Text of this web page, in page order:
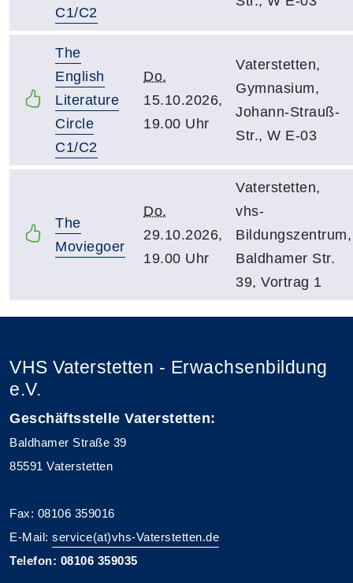
C1/C2
The
English
Literature
Circle
C1/C2
Do.
15.10.2026,
19.00 Uhr
Vaterstetten,
Gymnasium,
Johann-Strauß-
Str., W E-03
The
Moviegoer
Do.
29.10.2026,
19.00 Uhr
Vaterstetten,
vhs-
Bildungszentrum,
Baldhamer Str.
39, Vortrag 1
VHS Vaterstetten - Erwachsenbildung
e.V.
Geschäftsstelle Vaterstetten:
Baldhamer Straße 39
85591 Vaterstetten
Fax: 08106 359016
E-Mail: service(at)vhs-Vaterstetten.de
Telefon: 08106 359035